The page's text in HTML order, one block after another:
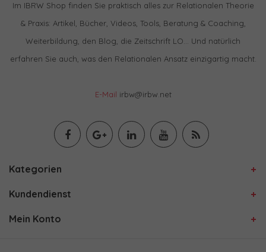
Im IBRW Shop finden Sie praktisch alles zur Relationalen Theorie
& Praxis: Artikel, Bücher, Videos, Tools, Beratung & Coaching,
Weiterbildung, den Blog, die Zeitschrift LO… Und natürlich
erfahren Sie auch, was den Relationalen Ansatz einzigartig macht.
E-Mail irbw@irbw.net
Kategorien
Kundendienst
Mein Konto